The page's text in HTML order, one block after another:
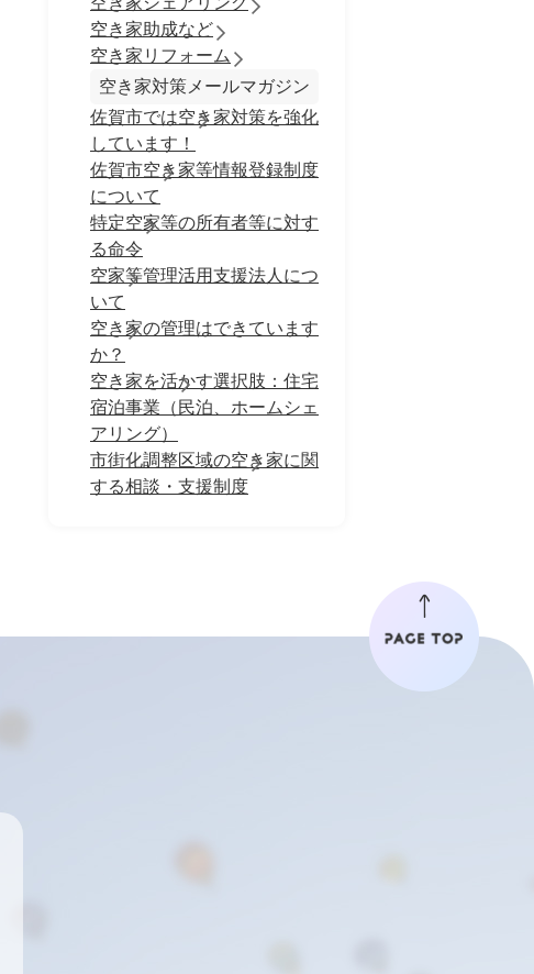
空き家助成など
空き家リフォーム
空き家対策メールマガジン
佐賀市では空き家対策を強化
しています！
佐賀市空き家等情報登録制度
について
特定空家等の所有者等に対す
る命令
空家等管理活用支援法人につ
いて
空き家の管理はできています
か？
空き家を活かす選択肢：住宅
宿泊事業（民泊、ホームシェ
アリング）
市街化調整区域の空き家に関
する相談・支援制度